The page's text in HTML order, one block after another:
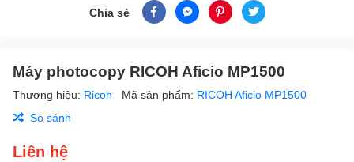
Chia sẻ
Máy photocopy RICOH Aficio MP1500
Thương hiệu: Ricoh Mã sản phẩm: RICOH Aficio MP1500
So sánh
Liên hệ